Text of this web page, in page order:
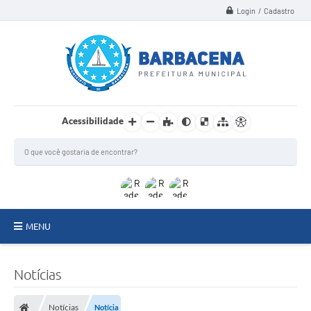
Login / Cadastro
Acessibilidade
MENU
Notícias
Notícias Notícia